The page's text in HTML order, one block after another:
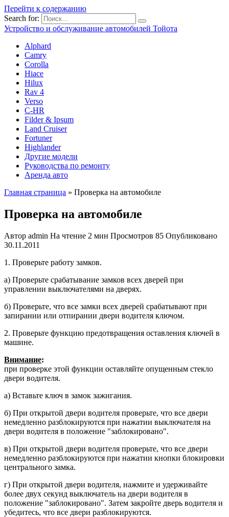
Перейти к содержанию
Search for:
Устройство и обслуживание автомобилей Тойота
Alphard
Camry
Corolla
Hiace
Hilux
Rav 4
Verso
C-HR
Filder & Ipsum
Land Cruiser
Fortuner
Highlander
Другие модели
Руководства по ремонту
Аренда авто
Главная страница » Проверка на автомобиле
Проверка на автомобиле
Автор admin На чтение 2 мин Просмотров 85 Опубликовано
30.11.2011
1. Проверьте работу замков.
а) Проверьте срабатывание замков всех дверей при
управлении выклю­чателями на дверях.
б) Проверьте, что все замки всех дверей срабатывают при
запирании или отпирании двери водителя клю­чом.
2. Проверьте функцию предотвраще­ния оставления ключей в
машине.
Внимание:
при проверке этой функ­ции оставляйте опущенным стекло
двери водителя.
а) Вставьте ключ в замок зажигания.
б) При открытой двери водителя проверьте, что все двери
немедлен­но разблокируются при нажатии вы­ключателя на
двери водителя в по­ложение "заблокировано".
в) При открытой двери водителя проверьте, что все двери
немедлен­но разблокируются при нажатии кнопки блокировки
центрального замка.
г) При открытой двери водителя, нажмите и удерживайте
более двух секунд выключатель на двери води­теля в
положение "заблокировано". Затем закройте дверь водителя и
убедитесь, что все двери разблоки­руются.